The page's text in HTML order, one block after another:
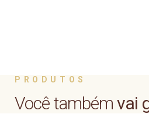
PRODUTOS
Você tambémvai